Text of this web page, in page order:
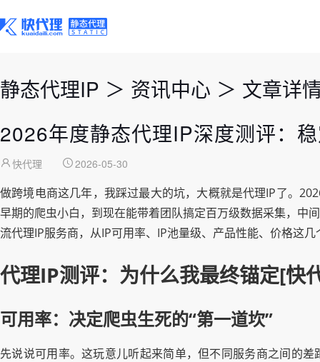
静态代理IP ＞ 资讯中心 ＞ 文章详
2026年度静态代理IP深度测评：
快代理 2026-05-30
做跨境电商这几年，我踩过最大的坑，大概就是代理IP了。
早期的爬虫小白，到现在能带着团队搞定百万级数据采集，中
流代理IP服务商，从IP可用率、IP池量级、产品性能、价格这
代理IP测评：为什么我最终锚定[快
可用率：决定爬虫生死的“第一道坎”
先说说可用率。这玩意儿听起来简单，但不同服务商之间的